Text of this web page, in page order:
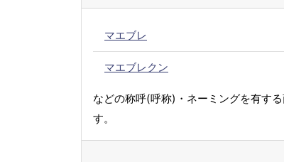
マエブレ
マエブレクン
などの称呼(呼称)・ネーミングを有す
す。